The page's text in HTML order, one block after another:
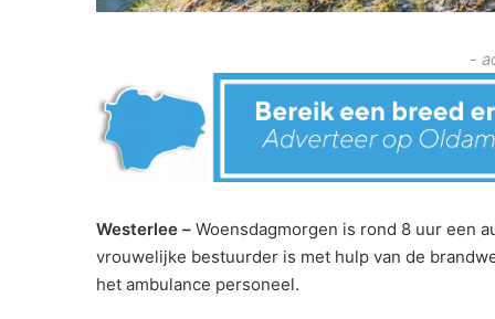
-
Westerlee – Woensdagmorgen is rond 8 uur een
vrouwelijke bestuurder is met hulp van de
het ambulance personeel.